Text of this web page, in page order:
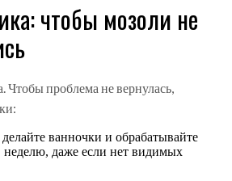
чтобы мозоли не
Чтобы проблема не вернулась,
делайте ванночки и обрабатывайте
неделю, даже если нет видимых